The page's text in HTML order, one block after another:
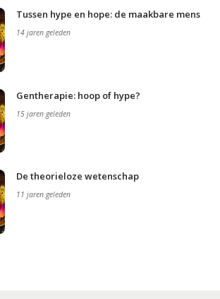
Tussen hype en hope: de maakbare mens
14 jaren geleden
Gentherapie: hoop of hype?
15 jaren geleden
De theorieloze wetenschap
11 jaren geleden